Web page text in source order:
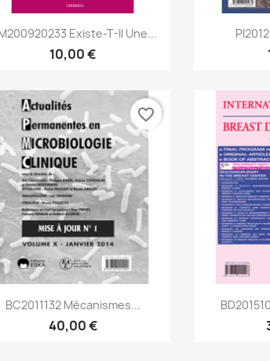
Aperçu rapide
Existe-T-Il Une...
10,00 €

Aperçu rapide
BC2011132 Mécanismes...
40,00 €
favorite_border
